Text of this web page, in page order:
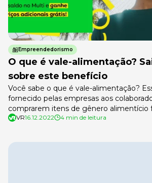
Empreendedorismo
O que é vale-alimentação?
sobre este benefício
Você sabe o que é vale-alimentação?
fornecido pelas empresas aos
comprarem itens de gênero alimentício
de trabalho. O cartão pode ser utilizado
dúvida sobre como o vale-alimentação
VR16.12.2022 4 min de leitura